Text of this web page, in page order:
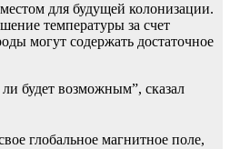
для будущей колонизации.
температуры за счет
могут содержать достаточное
будет возможным”, сказал
глобальное магнитное поле,